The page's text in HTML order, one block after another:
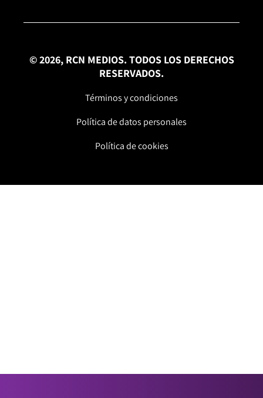
© 2026, RCN MEDIOS. TODOS LOS DERECHOS
RESERVADOS.
Términos y condiciones
Política de datos personales
Política de cookies